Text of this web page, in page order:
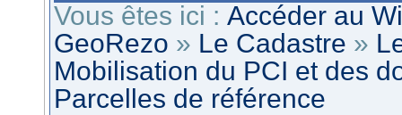
Vous êtes ici : Accéder au
GeoRezo » Le Cadastre »
Mobilisation du PCI et des
Parcelles de référence